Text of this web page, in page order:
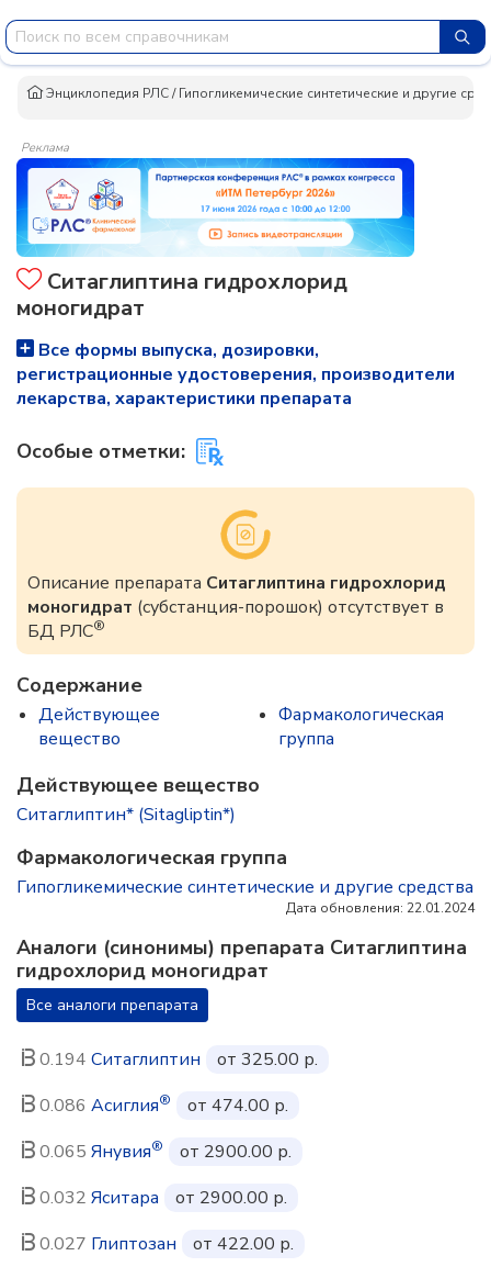
Энциклопедия РЛС/Гипогликемические синтетические и другие
Реклама
Ситаглиптина гидрохлорид
моногидрат
Все формы выпуска, дозировки,
регистрационные удостоверения, производители
лекарства, характеристики препарата
Особые отметки:
Описание препарата Ситаглиптина гидрохлорид
моногидрат (субстанция-порошок) отсутствует в
БД РЛС®
Содержание
Действующее
вещество
Фармакологическая
группа
Действующее вещество
Ситаглиптин* (Sitagliptin*)
Фармакологическая группа
Гипогликемические синтетические и другие средства
Дата обновления: 22.01.2024
Аналоги (синонимы) препарата Ситаглиптина
гидрохлорид моногидрат
Все аналоги препарата
0.194 Ситаглиптин
от 325.00 р.
0.086 Асиглия®
от 474.00 р.
0.065 Янувия®
от 2900.00 р.
0.032 Яситара
от 2900.00 р.
0.027 Глиптозан
от 422.00 р.